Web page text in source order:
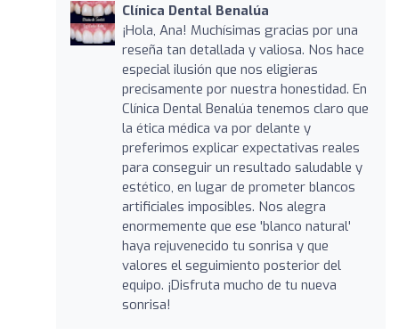
Clínica Dental Benalúa
¡Hola, Ana! Muchísimas gracias por una
reseña tan detallada y valiosa. Nos hace
especial ilusión que nos eligieras
precisamente por nuestra honestidad. En
Clínica Dental Benalúa tenemos claro que
la ética médica va por delante y
preferimos explicar expectativas reales
para conseguir un resultado saludable y
estético, en lugar de prometer blancos
artificiales imposibles. Nos alegra
enormemente que ese 'blanco natural'
haya rejuvenecido tu sonrisa y que
valores el seguimiento posterior del
equipo. ¡Disfruta mucho de tu nueva
sonrisa!